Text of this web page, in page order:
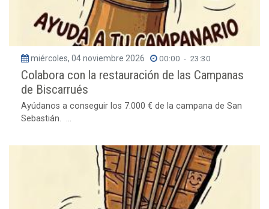
miércoles, 04 noviembre 2026 00:00 - 23:30
Colabora con la restauración de las Campanas
de Biscarrués
Ayúdanos a conseguir los 7.000 € de la campana de San
Sebastián. ...